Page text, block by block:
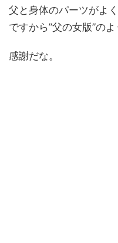
父と身体のパーツがよ
ですから”父の女版”のよ
感謝だな。